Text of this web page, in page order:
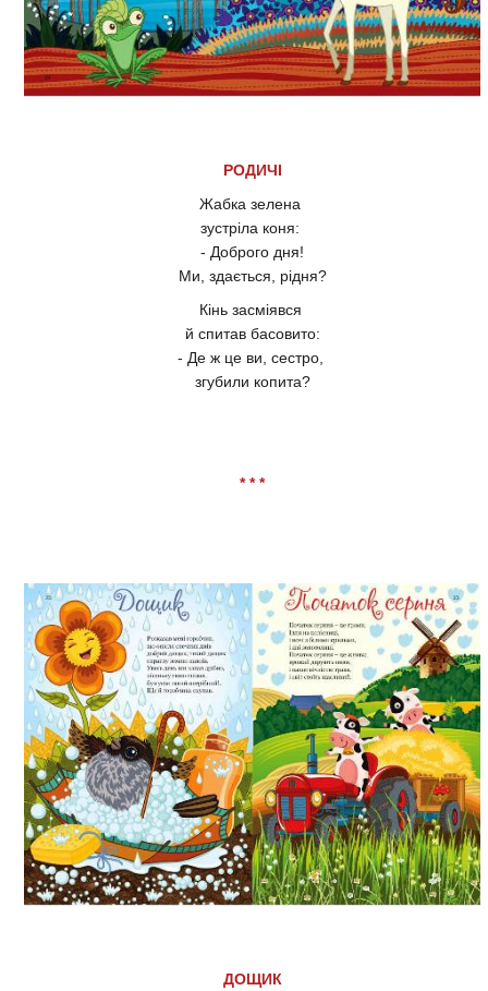
РОДИЧІ
Жабка зелена
зустріла коня:
- Доброго дня!
Ми, здається, рідня?
Кінь засміявся
й спитав басовито:
- Де ж це ви, сестро,
згубили копита?
* * *
ДОЩИК